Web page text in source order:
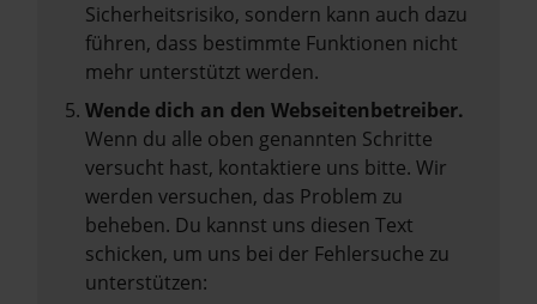
Sicherheitsrisiko, sondern kann auch dazu
führen, dass bestimmte Funktionen nicht
mehr unterstützt werden.
Wende dich an den Webseitenbetreiber.
Wenn du alle oben genannten Schritte
versucht hast, kontaktiere uns bitte. Wir
werden versuchen, das Problem zu
beheben. Du kannst uns diesen Text
schicken, um uns bei der Fehlersuche zu
unterstützen: